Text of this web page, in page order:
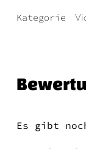
Ballerina
Kategorie
Es gibt